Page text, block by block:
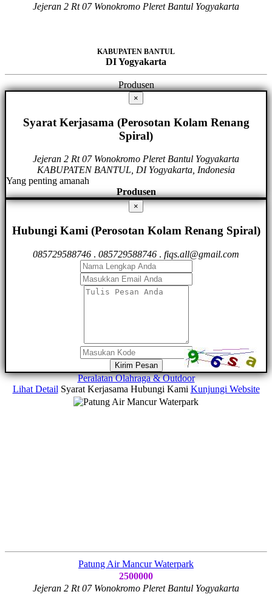
Jejeran 2 Rt 07 Wonokromo Pleret Bantul Yogyakarta
KABUPATEN BANTUL
DI Yogyakarta
Produsen
×
Syarat Kerjasama (Perosotan Kolam Renang
Spiral)
Jejeran 2 Rt 07 Wonokromo Pleret Bantul Yogyakarta
KABUPATEN BANTUL, DI Yogyakarta, Indonesia
Yang penting amanah
Produsen
×
Hubungi Kami (Perosotan Kolam Renang Spiral)
085729588746 . 085729588746 . fiqs.all@gmail.com
Kirim Pesan
Peralatan Olahraga & Outdoor
Lihat Detail Syarat Kerjasama Hubungi Kami Kunjungi Website
Patung Air Mancur Waterpark
2500000
Jejeran 2 Rt 07 Wonokromo Pleret Bantul Yogyakarta